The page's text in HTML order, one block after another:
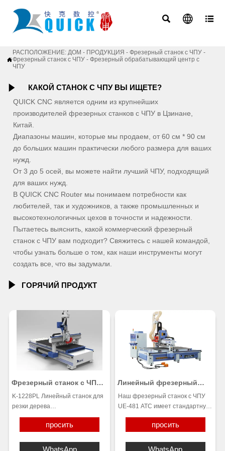
  

РАСПОЛОЖЕНИЕ:ДОМ - ПРОДУКЦИЯ -Фрезерный станок с ЧПУ -
Фрезерный станок с ЧПУ -Фрезерный обрабатывающий центр с
ЧПУ
 КАКОЙ СТАНОК С ЧПУ ВЫ ИЩЕТЕ?
QUICK CNC является одним из крупнейших
производителей фрезерных станков с ЧПУ в Цзинане,
Китай.
Диапазоны машин, которые мы продаем, от 60 см * 90 см
до больших машин практически любого размера для ваших
нужд.
От 3 до 5 осей, вы можете найти лучший ЧПУ, подходящий
для ваших нужд.
В QUICK CNC Router мы понимаем потребности как
любителей, так и художников, а также промышленных и
высокотехнологичных цехов в точности и надежности.
Пытаетесь выяснить, какой коммерческий фрезерный
станок с ЧПУ вам подходит? Свяжитесь с нашей командой,
чтобы узнать больше о том, как наши инструменты могут
создать все, что вы задумали.
 ГОРЯЧИЙ ПРОДУКТ
Фрезерный станок с ЧПУ
и ATC UK-1228PL для
K-1228PL Линейный станок для
резки дерева
9кВт высокоскоростной
шпиндель с воздушным
сменой инструмента (ATC)
просить
Линейный фрезерный
станок с ЧПУ ATC UE-481
Наш фрезерный станок с ЧПУ
UE-481 ATC имеет стандартную
емкость инструмента до 12
инструментов, расположенных в
Все наши фрезерные станки с
просить